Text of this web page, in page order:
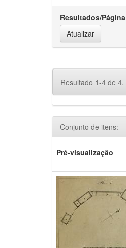
Resultados/Página
Resultado 1-4 de 4.
Conjunto de itens:
Pré-visualização